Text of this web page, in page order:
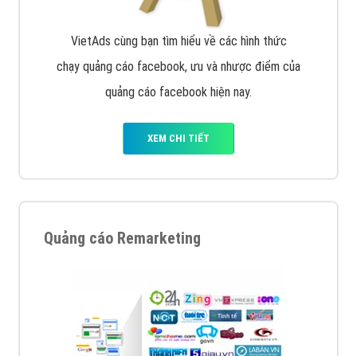
VietAds cùng bạn tìm hiểu về các hình thức
chạy quảng cáo facebook, ưu và nhược điểm của
quảng cáo facebook hiện nay.
XEM CHI TIẾT
Quảng cáo Remarketing